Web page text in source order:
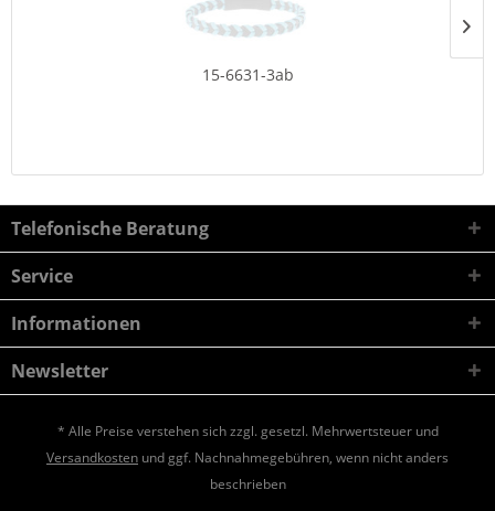
15-6631-3ab
Telefonische Beratung
Service
Informationen
Newsletter
* Alle Preise verstehen sich zzgl. gesetzl. Mehrwertsteuer und
Versandkosten und ggf. Nachnahmegebühren, wenn nicht anders
beschrieben